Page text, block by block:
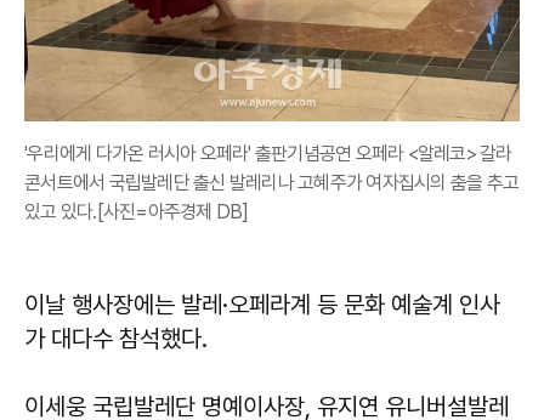
'우리에게 다가온 러시아 오페라' 출판기념공연 오페라 <알레코> 갈라
콘서트에서 국립발레단 출신 발레리나 고혜주가 여자집시의 춤을 추고
있고 있다.[사진=아주경제 DB]
이날 행사장에는 발레·오페라계 등 문화 예술계 인사
가 대다수 참석했다.
이세웅 국립발레단 명예이사장, 유지연 유니버설발레